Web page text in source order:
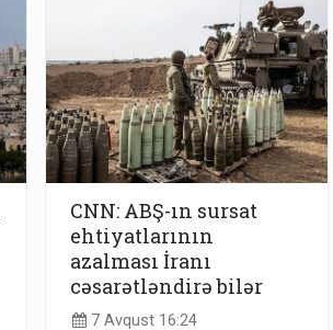
CNN: ABŞ-ın sursat
ehtiyatlarının
azalması İranı
cəsarətləndirə bilər
7 Avqust 16:24